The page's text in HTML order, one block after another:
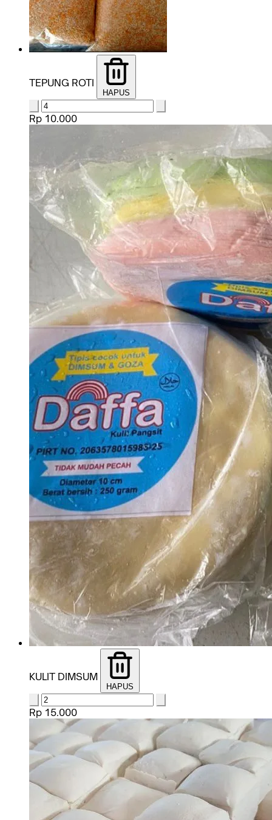
TEPUNG ROTI
HAPUS
Rp 10.000
KULIT DIMSUM
HAPUS
Rp 15.000